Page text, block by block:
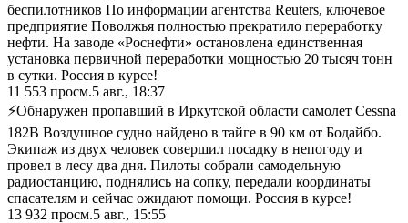
беспилотников По информации агентства Reuters, ключевое
предприятие Поволжья полностью прекратило переработку
нефти. На заводе «Роснефти» остановлена единственная
установка первичной переработки мощностью 20 тысяч тонн
в сутки. Россия в курсе!
11 553 просм.5 авг., 18:37
⚡Обнаружен пропавший в Иркутской области самолет Cessna
182B Воздушное судно найдено в тайге в 90 км от Бодайбо.
Экипаж из двух человек совершил посадку в непогоду и
провел в лесу два дня. Пилоты собрали самодельную
радиостанцию, поднялись на сопку, передали координаты
спасателям и сейчас ожидают помощи. Россия в курсе!
13 932 просм.5 авг., 15:55